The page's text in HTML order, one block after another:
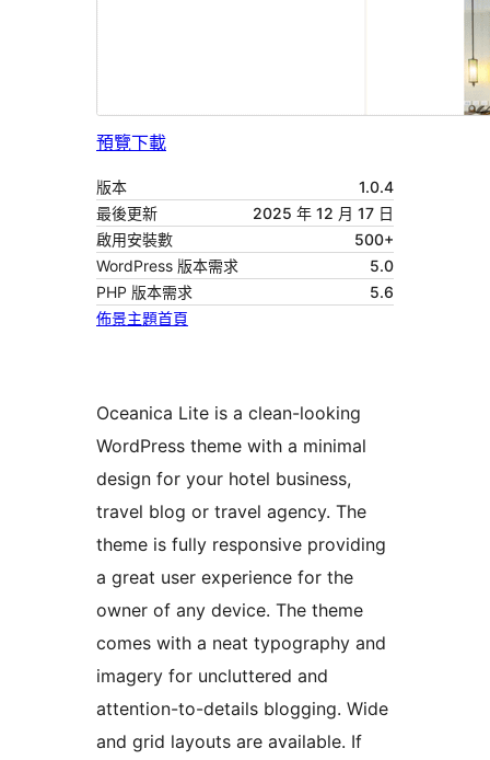
預覽下載
版本
1.0.4
最後更新
2025 年 12 月 17 日
啟用安裝數
500+
WordPress 版本需求
5.0
PHP 版本需求
5.6
佈景主題首頁
Oceanica Lite is a clean-looking
WordPress theme with a minimal
design for your hotel business,
travel blog or travel agency. The
theme is fully responsive providing
a great user experience for the
owner of any device. The theme
comes with a neat typography and
imagery for uncluttered and
attention-to-details blogging. Wide
and grid layouts are available. If